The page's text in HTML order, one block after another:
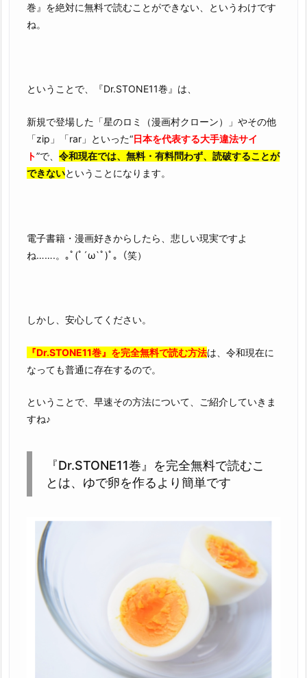
巻』を絶対に無料で読むことができない、というわけです
ね。
ということで、『Dr.STONE11巻』は、
新規で登場した「星のロミ（漫画村クローン）」やその他
「zip」「rar」といった“日本を代表する大手違法サイ
ト”で、 令和現在では、無料・有料問わず、読破することが
できないということになります。
電子書籍・漫画好きからしたら、悲しい現実ですよ
ね…….。｡ﾟ(ﾟ´ω`ﾟ)ﾟ｡（笑）
しかし、安心してください。
『Dr.STONE11巻』を完全無料で読む方法は、令和現在に
なっても普通に存在するので。
ということで、早速その方法について、ご紹介していきま
すね♪
『Dr.STONE11巻』を完全無料で読むこ
とは、ゆで卵を作るより簡単です